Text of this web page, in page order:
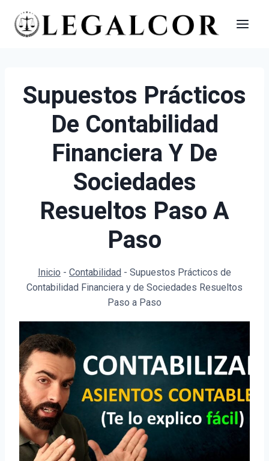
Saltar
Supuestos Prácticos
De Contabilidad
Financiera Y De
Sociedades
Resueltos Paso A
Paso
Inicio - Contabilidad - Supuestos Prácticos de
Contabilidad Financiera y de Sociedades Resueltos
Paso a Paso